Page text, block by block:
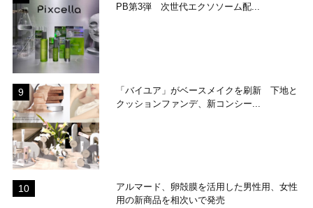
PB第3弾 次世代エクソソーム配...
「バイユア」がベースメイクを刷新 下地と
クッションファンデ、新コンシー...
アルマード、卵殻膜を活用した男性用、女性
用の新商品を相次いで発売